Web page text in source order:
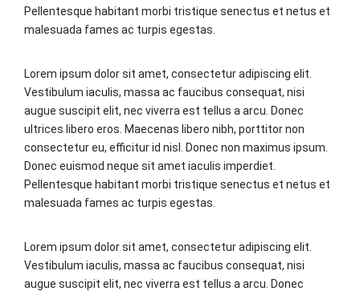
Pellentesque habitant morbi tristique senectus et netus et
malesuada fames ac turpis egestas.
Lorem ipsum dolor sit amet, consectetur adipiscing elit.
Vestibulum iaculis, massa ac faucibus consequat, nisi
augue suscipit elit, nec viverra est tellus a arcu. Donec
ultrices libero eros. Maecenas libero nibh, porttitor non
consectetur eu, efficitur id nisl. Donec non maximus ipsum.
Donec euismod neque sit amet iaculis imperdiet.
Pellentesque habitant morbi tristique senectus et netus et
malesuada fames ac turpis egestas.
Lorem ipsum dolor sit amet, consectetur adipiscing elit.
Vestibulum iaculis, massa ac faucibus consequat, nisi
augue suscipit elit, nec viverra est tellus a arcu. Donec